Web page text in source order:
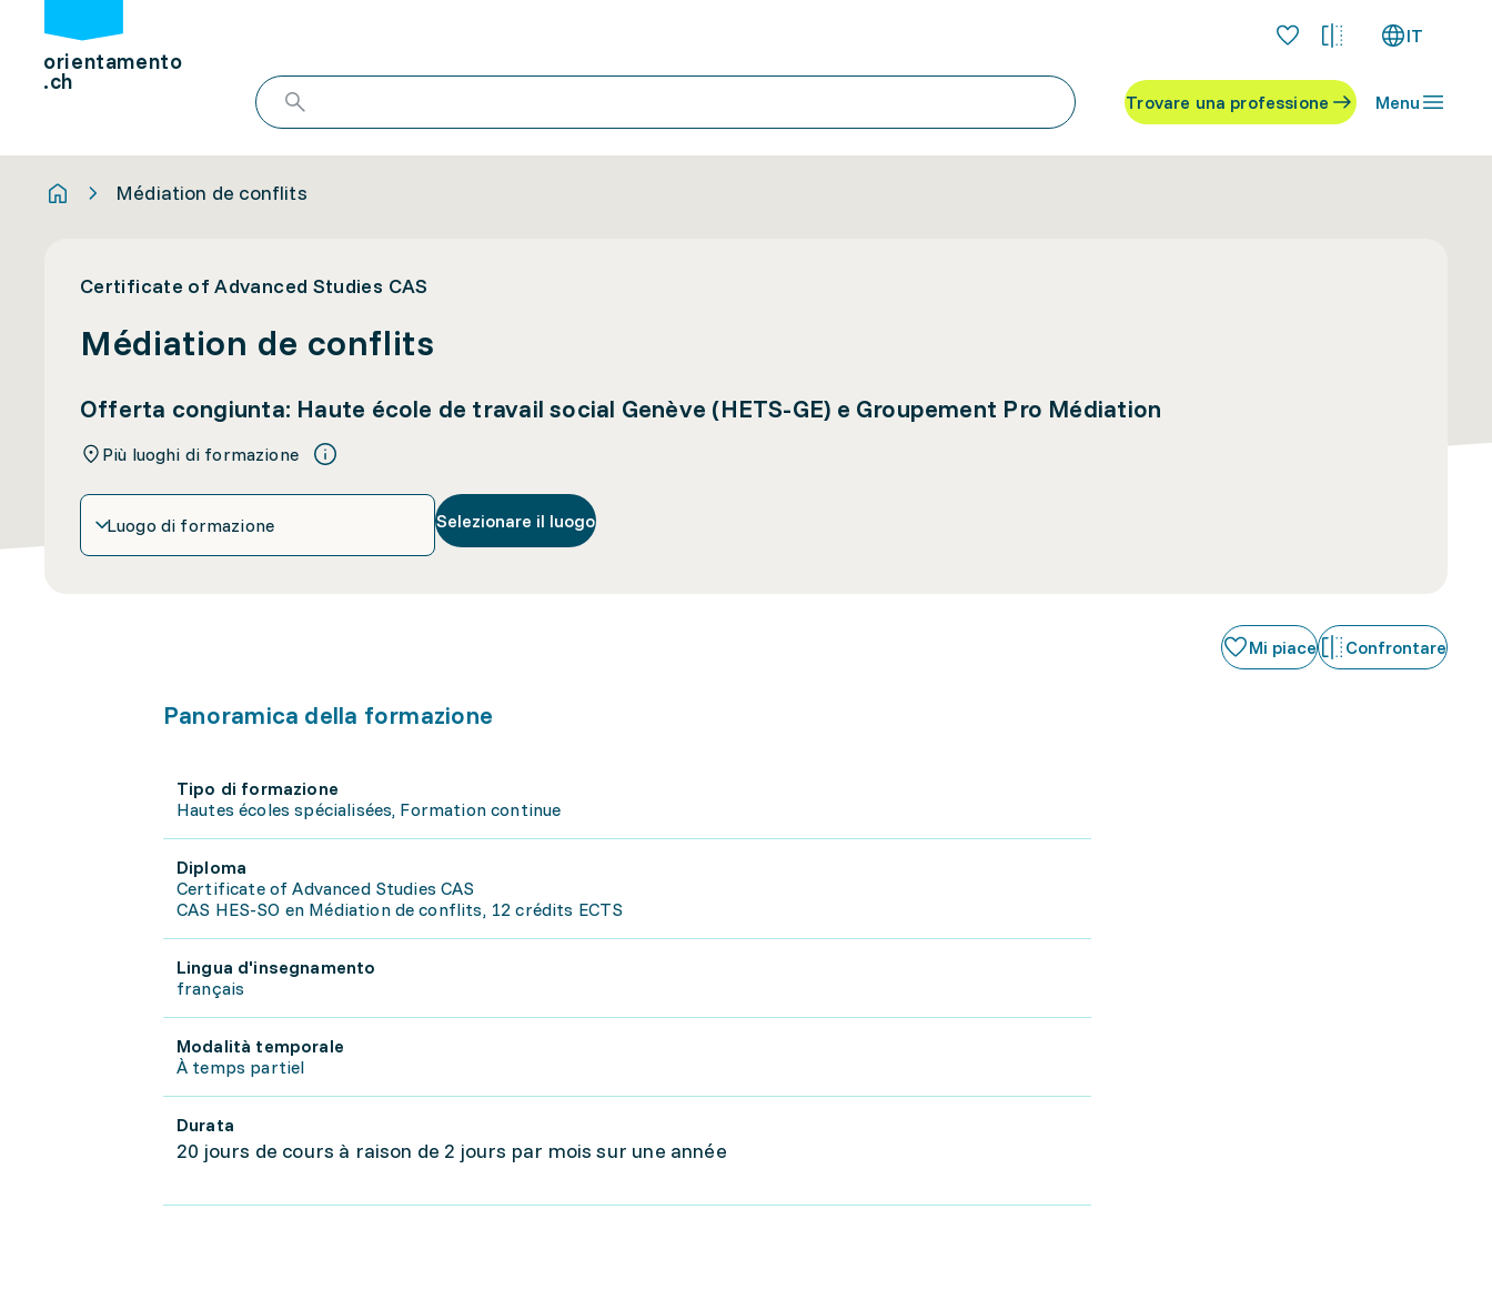
orientamento
.ch
IT
Trovare una professione Menu
Médiation de conflits
Certificate of Advanced Studies CAS
Médiation de conflits
Offerta congiunta: Haute école de travail social Genève (HETS-GE) e Groupement Pro Médiation
Più luoghi di formazione
Luogo di formazione Selezionare il luogo
Mi piace Confrontare
Panoramica della formazione
Tipo di formazione
Hautes écoles spécialisées, Formation continue
Diploma
Certificate of Advanced Studies CAS
CAS HES-SO en Médiation de conflits, 12 crédits ECTS
Lingua d'insegnamento
français
Modalità temporale
À temps partiel
Durata
20 jours de cours à raison de 2 jours par mois sur une année